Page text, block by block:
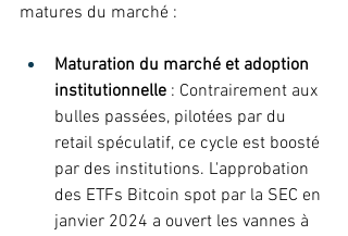
matures du marché :
Maturation du marché et adoption
institutionnelle : Contrairement aux
bulles passées, pilotées par du
retail spéculatif, ce cycle est boosté
par des institutions. L'approbation
des ETFs Bitcoin spot par la SEC en
janvier 2024 a ouvert les vannes à